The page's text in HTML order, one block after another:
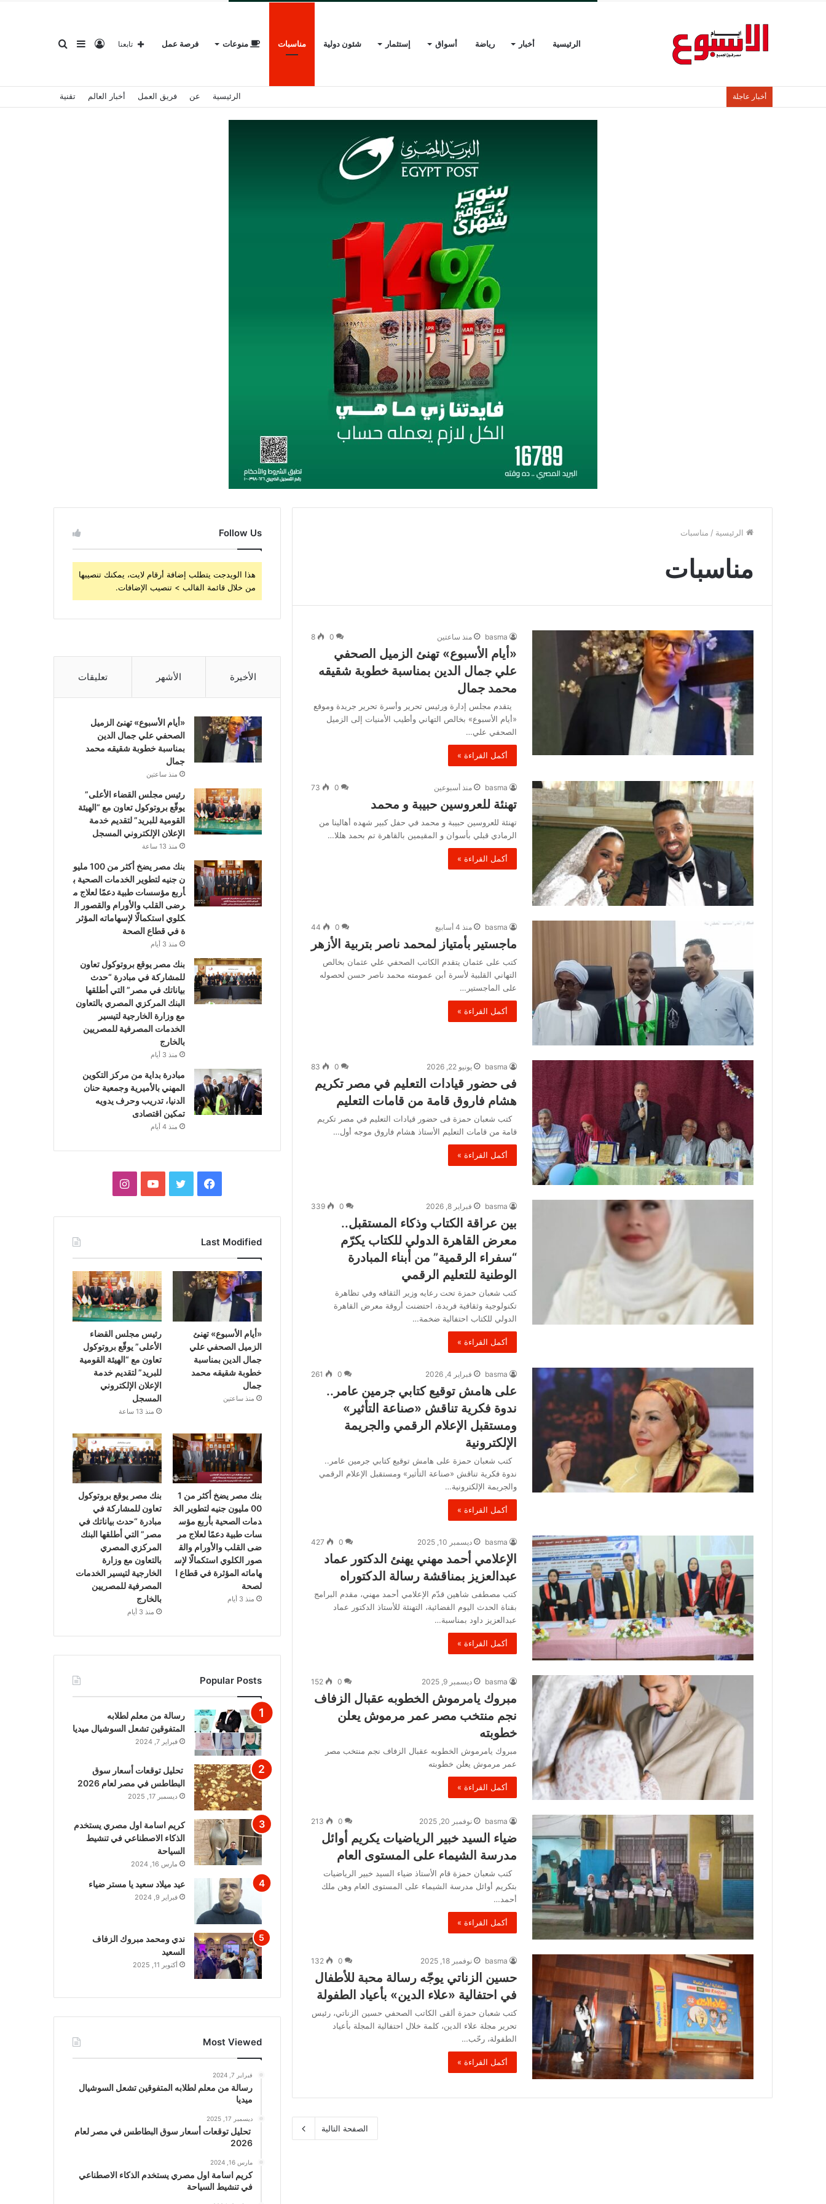
الرئيسية أخبار رياضة أسواق إستثمار شئون دولية مناسبات منوعات فرصة عمل بحثإضافةتسجيل تابعنا
أخبار عاجلة الرئيسية عن فريق العمل أخبار العالم تقنية
الرئيسية / مناسبات
مناسبات
basma منذ ساعتين 0
8
«أيام الأسبوع» تهنئ الزميل الصحفي
علي جمال الدين بمناسبة خطوبة شقيقه
محمد جمال
يتقدم مجلس إدارة ورئيس تحرير وأسرة تحرير جريدة وموقع
«أيام الأسبوع» بخالص التهاني وأطيب الأمنيات إلى الزميل
الصحفي علي…
أكمل القراءة »
basma منذ أسبوعين 0
73
تهنئة للعروسين حبيبة و محمد
تهنئة للعروسين حبيبة و محمد في حفل كبير شهده أهالينا من
الرمادي قبلي بأسوان و المقيمين بالقاهرة تم بحمد هللا…
أكمل القراءة »
basma منذ 4 أسابيع 0
44
ماجستير بأمتياز لمحمد ناصر بتربية الأزهر
كتب على عثمان يتقدم الكاتب الصحفي علي عثمان بخالص
التهاني القلبية لأسرة أبن عمومته محمد ناصر حسن لحصوله
على الماجستير…
أكمل القراءة »
basma يونيو 22, 2026 0
83
فى حضور قيادات التعليم في مصر تكريم
هشام فاروق قامة من قامات التعليم
كتب شعبان حمزة فى حضور قيادات التعليم في مصر تكريم
قامة من قامات التعليم الأستاذ هشام فاروق موجه أول…
أكمل القراءة »
basma فبراير 8, 2026 0
339
بين عراقة الكتاب وذكاء المستقبل..
معرض القاهرة الدولي للكتاب يكرّم
“سفراء الرقمية” من أبناء المبادرة
الوطنية للتعليم الرقمي
كتب شعبان حمزة تحت رعايه وزير الثقافه وفي تظاهرة
تكنولوجية وثقافية فريدة، احتضنت أروقة معرض القاهرة
الدولي للكتاب احتفالية ضخمة…
أكمل القراءة »
basma فبراير 4, 2026 0
261
على هامش توقيع كتابي جرمين عامر..
ندوة فكرية تناقش «صناعة التأثير»
ومستقبل الإعلام الرقمي والجريمة
الإلكترونية
كتب شعبان حمزة على هامش توقيع كتابي جرمين عامر..
ندوة فكرية تناقش «صناعة التأثير» ومستقبل الإعلام الرقمي
والجريمة الإلكترونية…
أكمل القراءة »
basma ديسمبر 10, 2025 0
427
الإعلامي أحمد مهني يهنئ الدكتور عماد
عبدالعزيز بمناقشة رسالة الدكتوراه
كتب مصطفى شاهين قدّم الإعلامي أحمد مهني، مقدم البرامج
بقناة الحدث اليوم الفضائية، التهنئة للأستاذ الدكتور عماد
عبدالعزيز داود بمناسبة…
أكمل القراءة »
basma ديسمبر 9, 2025 0
152
مبروك يامرموش الخطوبه عقبال الزفاف
نجم منتخب مصر عمر مرموش يعلن
خطوبته
مبروك يامرموش الخطوبه عقبال الزفاف نجم منتخب مصر
عمر مرموش يعلن خطوبته
أكمل القراءة »
basma نوفمبر 20, 2025 0
213
ضياء السيد خبير الرياضيات يكريم أوائل
مدرسة الشيماء على المستوى العام
كتب شعبان حمزة قام الأستاذ ضياء السيد خبير الرياضيات
بتكريم أوائل مدرسة الشيماء على المستوى العام وهن ملك
أحمد…
أكمل القراءة »
basma نوفمبر 18, 2025 0
132
حسين الزناتي يوجّه رسالة محبة للأطفال
في احتفالية «علاء الدين» بأعياد الطفولة
كتب شعبان حمزة ألقى الكاتب الصحفي حسين الزناتي، رئيس
تحرير مجلة علاء الدين، كلمة خلال احتفالية المجلة بأعياد
الطفولة، رحّب…
أكمل القراءة »
الصفحة التالية
Follow Us
هذا الويدجت يتطلب إضافة أرقام لايت، يمكنك تنصيبها
من خلال قائمة القالب > تنصيب الإضافات.
الأخيرة الأشهر تعليقات
«أيام الأسبوع» تهنئ الزميل
الصحفي علي جمال الدين
بمناسبة خطوبة شقيقه محمد
جمال
منذ ساعتين
رئيس مجلس القضاء الأعلى”
يوقّع بروتوكول تعاون مع “الهيئة
القومية للبريد” لتقديم خدمة
الإعلان الإلكتروني المسجل
منذ 13 ساعة
بنك مصر يضخ أكثر من 100 مليو
ن جنيه لتطوير الخدمات الصحية ب
أربع مؤسسات طبية دعمًا لعلاج م
رضى القلب والأورام والقصور ال
كلوي استكمالًا لإسهاماته المؤثر
ة في قطاع الصحة
منذ 3 أيام
بنك مصر يوقع بروتوكول تعاون
للمشاركة في مبادرة “حدث
بياناتك في مصر” التي أطلقها
البنك المركزي المصري بالتعاون
مع وزارة الخارجية لتيسير
الخدمات المصرفية للمصريين
بالخارج
منذ 3 أيام
مبادرة بداية من مركز التكوين
المهني بالأميرية وجمعية حنان
الدنيا، تدريب وحرف يدويه
تمكين اقتصادى
منذ 4 أيام
فيسبوكتويتر يوتيوبانستقرام
Last Modified
«أيام الأسبوع» تهنئ
الزميل الصحفي علي
جمال الدين بمناسبة
خطوبة شقيقه محمد
جمال
منذ ساعتين
رئيس مجلس القضاء
الأعلى” يوقّع بروتوكول
تعاون مع “الهيئة القومية
للبريد” لتقديم خدمة
الإعلان الإلكتروني
المسجل
منذ 13 ساعة
بنك مصر يضخ أكثر من 1
00 مليون جنيه لتطوير الخ
دمات الصحية بأربع مؤس
سات طبية دعمًا لعلاج مر
ضى القلب والأورام والق
صور الكلوي استكمالًا لإس
هاماته المؤثرة في قطاع ا
لصحة
منذ 3 أيام
بنك مصر يوقع بروتوكول
تعاون للمشاركة في
مبادرة “حدث بياناتك في
مصر” التي أطلقها البنك
المركزي المصري
بالتعاون مع وزارة
الخارجية لتيسير الخدمات
المصرفية للمصريين
بالخارج
منذ 3 أيام
Popular Posts
رسالة من معلم لطلابه
المتفوقين تشعل السوشيال ميديا
فبراير 7, 2024
تحليل توقعات أسعار سوق
البطاطس في مصر لعام 2026
ديسمبر 17, 2025
كريم اسامة اول مصري يستخدم
الذكاء الاصطناعي في تنشيط
السياحة
مارس 16, 2024
عيد ميلاد سعيد يا مستر ضياء
فبراير 9, 2024
ندي ومحمد مبروك الزفاف
السعيد
أكتوبر 11, 2025
Most Viewed
فبراير 7, 2024
رسالة من معلم لطلابه المتفوقين تشعل السوشيال
ميديا
ديسمبر 17, 2025
تحليل توقعات أسعار سوق البطاطس في مصر لعام
2026
مارس 16, 2024
كريم اسامة اول مصري يستخدم الذكاء الاصطناعي
في تنشيط السياحة